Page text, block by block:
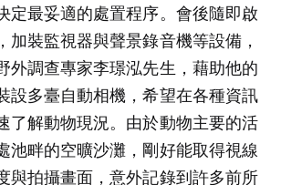
定最妥適的處置程序。會後隨即啟
加裝監視器與聲景錄音機等設備，
外調查專家李璟泓先生，藉助他的
設多臺自動相機，希望在各種資訊
了解動物現況。由於動物主要的活
池畔的空曠沙灘，剛好能取得視線
與拍攝畫面，意外記錄到許多前所